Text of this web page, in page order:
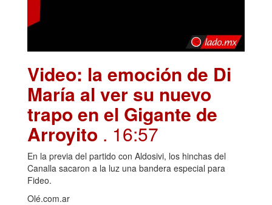
Video: la emoción de Di
María al ver su nuevo
trapo en el Gigante de
Arroyito . 16:57
En la previa del partido con Aldosivi, los hinchas del
Canalla sacaron a la luz una bandera especial para
Fideo.
Olé.com.ar